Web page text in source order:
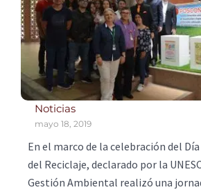
Noticias
mayo 18, 2019
En el marco de la celebración del
del Reciclaje, declarado por la
Gestión Ambiental realizó una